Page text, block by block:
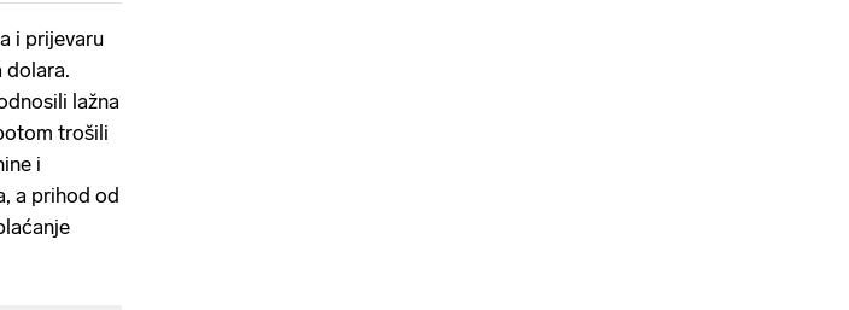
i prijevaru
dolara.
lažna
trošili
i
a prihod od